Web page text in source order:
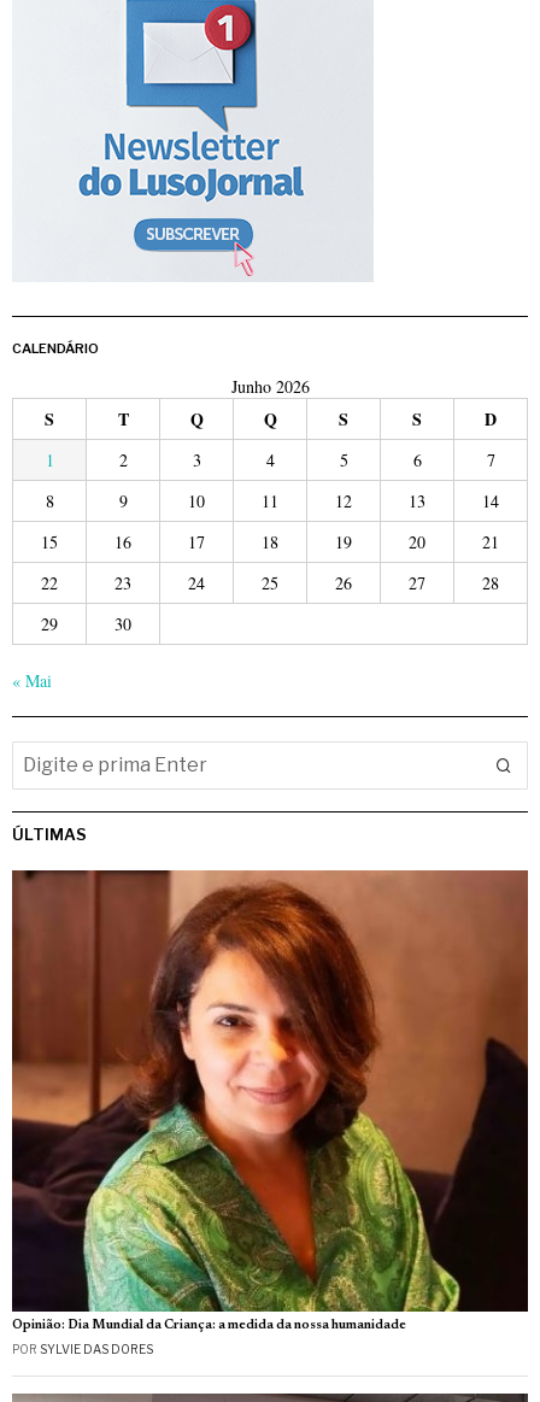
CALENDÁRIO
Junho 2026
S T Q Q S S D
1 2 3 4 5 6
7
8
9 10 11 12 13
14
15
16 17 18 19 20
21
22
23 24 25 26 27
28
29
30
« Mai
ÚLTIMAS
Opinião: Dia Mundial da Criança: a medida da nossa humanidade
POR SYLVIE DAS DORES